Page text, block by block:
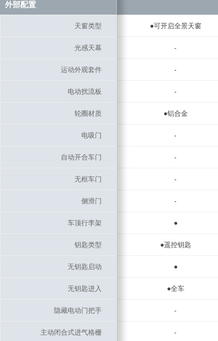
外部配置
天窗类型 ●可开启全景天窗
光感天幕 -
运动外观套件 -
电动扰流板 -
轮圈材质 ●铝合金
电吸门 -
自动开合车门 -
无框车门 -
侧滑门 -
车顶行李架 ●
钥匙类型 ●遥控钥匙
无钥匙启动 ●
无钥匙进入 ●全车
隐藏电动门把手 -
主动闭合式进气格栅 -
外部配置
天窗类型
光感天幕
运动外观套件
电动扰流板
轮圈材质
电吸门
自动开合车门
无框车门
侧滑门
车顶行李架
钥匙类型
无钥匙启动
无钥匙进入
隐藏电动门把手
主动闭合式进气格栅